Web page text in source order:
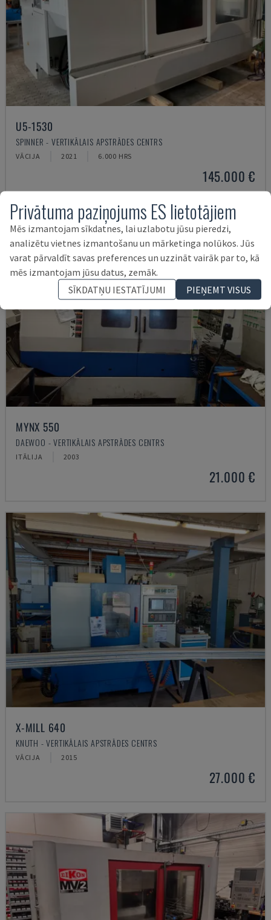
U5-1530
SPINNER - VERTIKĀLAIS APSTRĀDES CENTRS
VĀCIJA 2021 6.000 HRS
145.000 €
MYNX 550
DAEWOO - VERTIKĀLAIS APSTRĀDES CENTRS
ITĀLIJA 2003
21.000 €
X-MILL 640
KNUTH - VERTIKĀLAIS APSTRĀDES CENTRS
VĀCIJA 2015
27.000 €
Privātuma paziņojums ES lietotājiem
Mēs izmantojam sīkdatnes, lai uzlabotu jūsu pieredzi,
analizētu vietnes izmantošanu un mārketinga nolūkos. Jūs
varat pārvaldīt savas preferences un uzzināt vairāk par to, kā
mēs izmantojam jūsu datus, zemāk.
SĪKDATŅU IESTATĪJUMI
PIEŅEMT VISUS